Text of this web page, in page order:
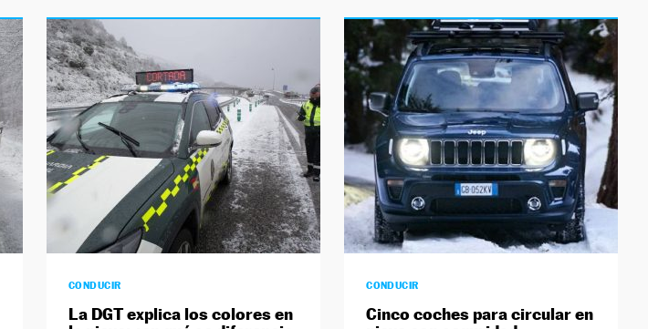
CONDUCIR
La DGT explica los colores en
CONDUCIR
Cinco coches para circular en